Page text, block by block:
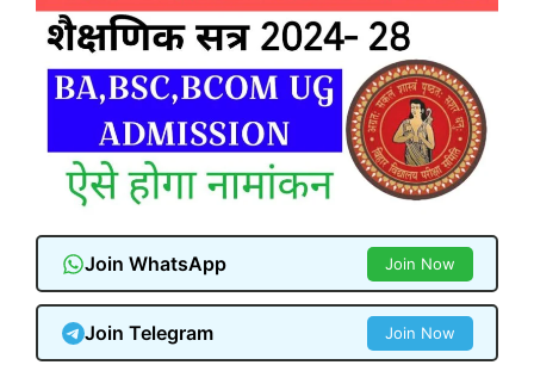
Join WhatsApp Join Now
Join Telegram Join Now